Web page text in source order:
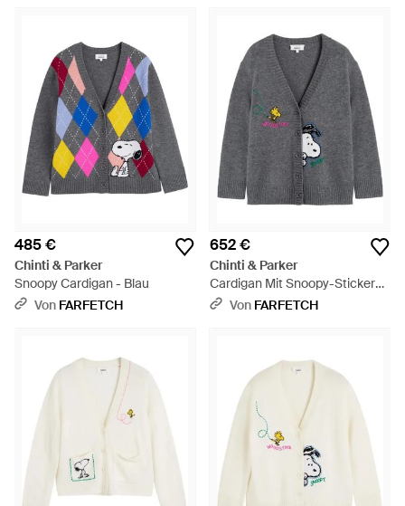
485 €
Chinti & Parker
Snoopy Cardigan - Blau
Von FARFETCH
652 €
Chinti & Parker
Cardigan Mit Snoopy-Stickerei
- Grau
Von FARFETCH